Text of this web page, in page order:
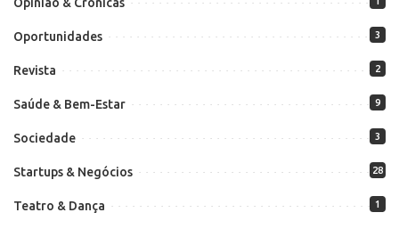
Oportunidades 3
Revista 2
Saúde & Bem-Estar 9
Sociedade 3
Startups & Negócios 28
Teatro & Dança 1